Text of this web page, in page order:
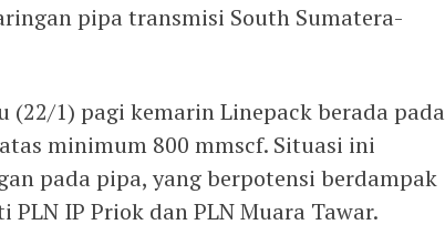
pipa transmisi South Sumatera-
(22/1) pagi kemarin Linepack berada pada
minimum 800 mmscf. Situasi ini
pada pipa, yang berpotensi berdampak
PLN IP Priok dan PLN Muara Tawar.